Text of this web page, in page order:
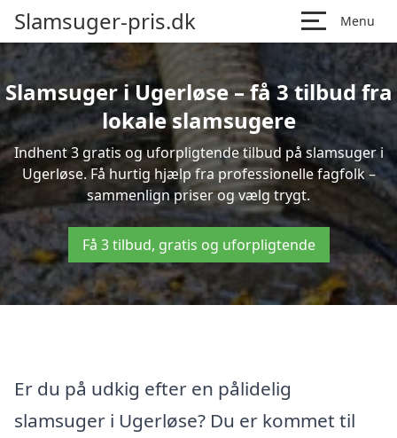
Slamsuger-pris.dk Menu
Slamsuger i Ugerløse – få 3 tilbud fra
lokale slamsugere
Indhent 3 gratis og uforpligtende tilbud på slamsuger i
Ugerløse. Få hurtig hjælp fra professionelle fagfolk –
sammenlign priser og vælg trygt.
Få 3 tilbud, gratis og uforpligtende
Er du på udkig efter en pålidelig
slamsuger i Ugerløse? Du er kommet til